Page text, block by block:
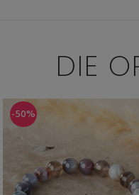
DIE
-50%